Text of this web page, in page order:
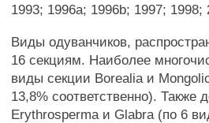
1993; 1996a; 1996b; 1997; 1998;
Виды одуванчиков,
16 секциям. Наиболее
виды секции Borealia и
13,8% соответственно). Также
Erythrosperma и Glabra (по 6